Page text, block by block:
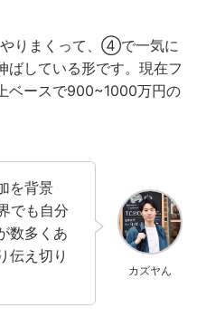
りまくって、④で一気に
ばしている形です。現在フ
ベースで900~1000万円の
カズヤん
を背景
でも自分
数多くあ
伝え切り